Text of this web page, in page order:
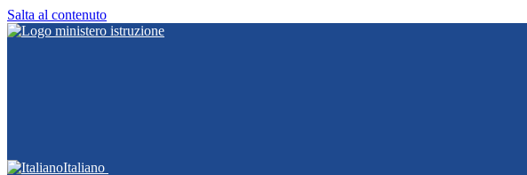
Salta al contenuto
Italiano